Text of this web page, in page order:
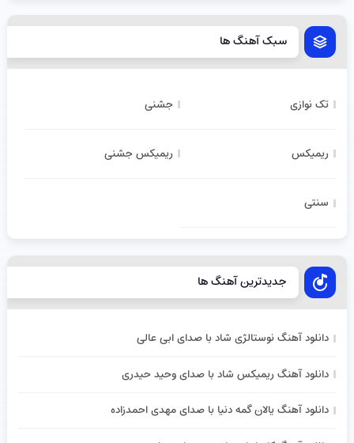
سبک آهنگ ها
تک نوازی جشنی
ریمیکس ریمیکس جشنی
سنتی
جدیدترین آهنگ ها
دانلود آهنگ نوستالژی شاد با صدای ابی عالی
دانلود آهنگ ریمیکس شاد با صدای وحید حیدری
دانلود آهنگ یالان گمه دنیا با صدای مهدی احمدزاده